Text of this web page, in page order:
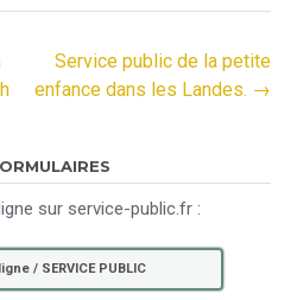
Service public de la petite
enfance dans les Landes. →
sur service-public.fr :
/ SERVICE PUBLIC